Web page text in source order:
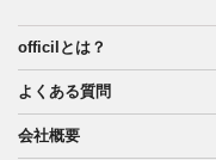
officilとは？
よくある質問
会社概要